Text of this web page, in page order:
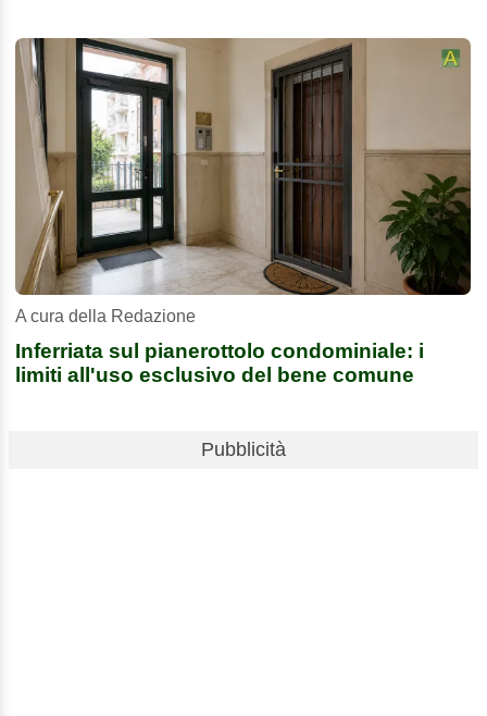
A cura della Redazione
Inferriata sul pianerottolo condominiale: i
limiti all'uso esclusivo del bene comune
Pubblicità